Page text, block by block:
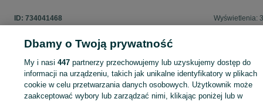
ID: 734041468 Wyświetlenia:
Zaloguj się lub załóż konto na OLX, aby skontaktować się z
sprzedającym
Dbamy o Twoją prywatność
My i nasi447 partnerzy przechowujemy lub uzyskujemy dostęp do
informacji na urządzeniu, takich jak unikalne identyfikatory w plikach
cookie w celu przetwarzania danych osobowych. Użytkownik może
zaakceptować wybory lub zarządzać nimi, klikając poniżej lub w